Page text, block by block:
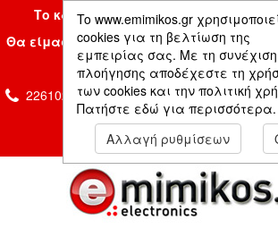
To www.emimikos.gr
cookies για τη βελτίωση της
εμπειρίας σας. Με τη συνέχιση
πλοήγησης αποδέχεστε τη
των cookies και την πολιτική
Πατήστε εδώ για περισσότερα.
Αλλαγή ρυθμίσεων
Το κατάστημα μας είναι κλειστό
Θα είμαστε και πάλι μαζί σας την
Σας ευχόμαστε ένα όμορφο
2261026435 & 2261081666
Μέλους